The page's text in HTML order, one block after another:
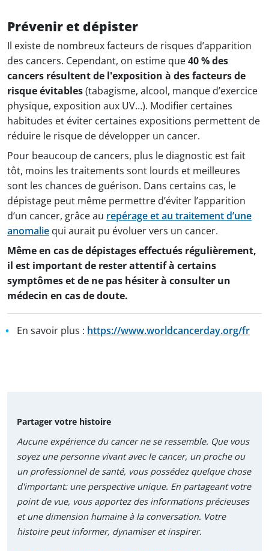
Prévenir et dépister
Il existe de nombreux facteurs de risques d’apparition
des cancers. Cependant, on estime que40 % des
cancers résultent de l'exposition à des facteurs de
risque évitables(tabagisme, alcool, manque d’exercice
physique, exposition aux UV…). Modifier certaines
habitudes et éviter certaines expositions permettent de
réduire le risque de développer un cancer.
Pour beaucoup de cancers, plus le diagnostic est fait
tôt, moins les traitements sont lourds et meilleures
sont les chances de guérison. Dans certains cas, le
dépistage peut même permettre d’éviter l’apparition
d’un cancer, grâce au repérage et au traitement d’une
anomalie qui aurait pu évoluer vers un cancer.
Même en cas de dépistages effectués régulièrement,
il est important de rester attentif à certains
symptômes et de ne pas hésiter à consulter un
médecin en cas de doute.
En savoir plus : https://www.worldcancerday.org/fr
Partager votre histoire
Aucune expérience du cancer ne se ressemble. Que vous
soyez une personne vivant avec le cancer, un proche ou
un professionnel de santé, vous possédez quelque chose
d'important: une perspective unique. En partageant votre
point de vue, vous apportez des informations précieuses
et une dimension humaine à la conversation. Votre
histoire peut informer, dynamiser et inspirer.